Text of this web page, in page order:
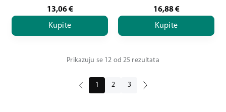
13,06 €
Kupite
16,88 €
Kupite
Prikazuju se 12 od 25 rezultata
1 2 3